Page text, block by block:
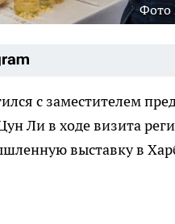
Фото
с заместителем
Ли в ходе визита
выставку в